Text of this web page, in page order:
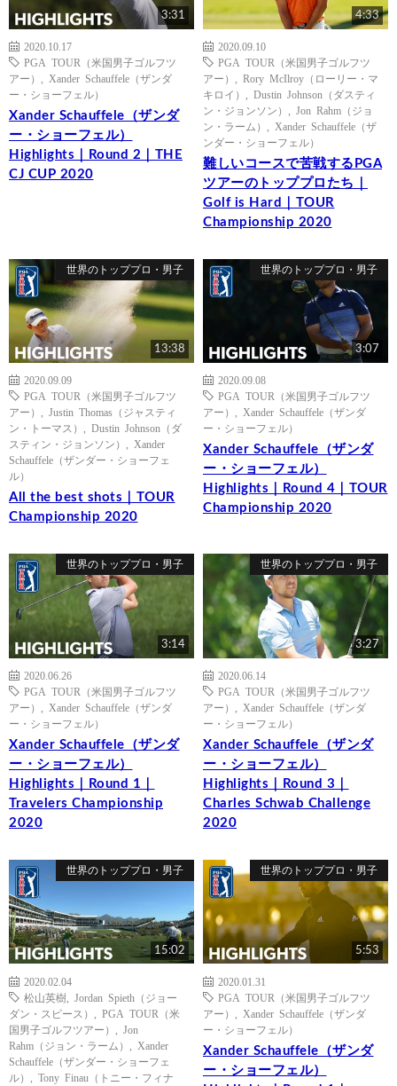
3:31
2020.10.17
PGA TOUR（米国男子ゴルフツ
アー）
Xander Schauffele（ザンダ
ー・ショーフェル）
Xander Schauffele（ザンダ
ー・ショーフェル）
Highlights｜Round 2｜THE
CJ CUP 2020
4:33
2020.09.10
PGA TOUR（米国男子ゴルフツ
アー）
Rory McIlroy（ローリー・マ
キロイ）
Dustin Johnson（ダスティ
ン・ジョンソン）
Jon Rahm（ジョ
ン・ラーム）
Xander Schauffele（ザ
ンダー・ショーフェル）
難しいコースで苦戦するPGA
ツアーのトッププロたち｜
Golf is Hard｜TOUR
Championship 2020
世界のトッププロ・男子
13:38
2020.09.09
PGA TOUR（米国男子ゴルフツ
アー）
Justin Thomas（ジャスティ
ン・トーマス）
Dustin Johnson（ダ
スティン・ジョンソン）
Xander
Schauffele（ザンダー・ショーフェ
ル）
All the best shots｜TOUR
Championship 2020
世界のトッププロ・男子
3:07
2020.09.08
PGA TOUR（米国男子ゴルフツ
アー）
Xander Schauffele（ザンダ
ー・ショーフェル）
Xander Schauffele（ザンダ
ー・ショーフェル）
Highlights｜Round 4｜TOUR
Championship 2020
世界のトッププロ・男子
3:14
2020.06.26
PGA TOUR（米国男子ゴルフツ
アー）
Xander Schauffele（ザンダ
ー・ショーフェル）
Xander Schauffele（ザンダ
ー・ショーフェル）
Highlights｜Round 1｜
Travelers Championship
2020
世界のトッププロ・男子
3:27
2020.06.14
PGA TOUR（米国男子ゴルフツ
アー）
Xander Schauffele（ザンダ
ー・ショーフェル）
Xander Schauffele（ザンダ
ー・ショーフェル）
Highlights｜Round 3｜
Charles Schwab Challenge
2020
世界のトッププロ・男子
15:02
2020.02.04
松山英樹
Jordan Spieth（ジョー
ダン・スピース）
PGA TOUR（米
国男子ゴルフツアー）
Jon
Rahm（ジョン・ラーム）
Xander
Schauffele（ザンダー・ショーフェ
ル）
Tony Finau（トニー・フィナ
世界のトッププロ・男子
5:53
2020.01.31
PGA TOUR（米国男子ゴルフツ
アー）
Xander Schauffele（ザンダ
ー・ショーフェル）
Xander Schauffele（ザンダ
ー・ショーフェル）